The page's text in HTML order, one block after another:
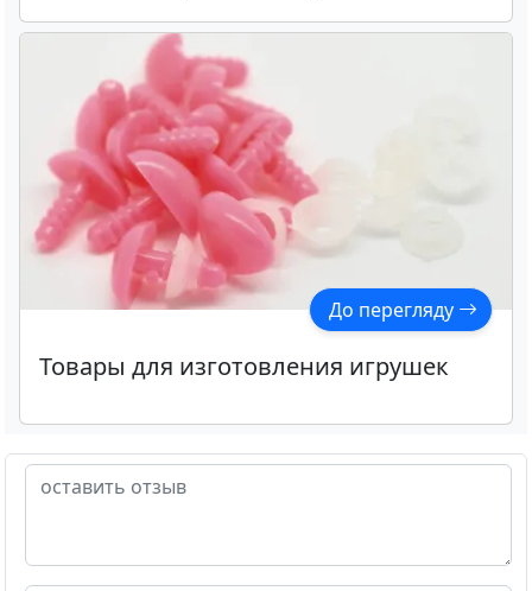
игрушек и подушек 200 г
До перегляду
Товары для изготовления игрушек